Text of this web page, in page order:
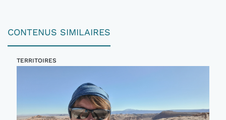
CONTENUS SIMILAIRES
TERRITOIRES